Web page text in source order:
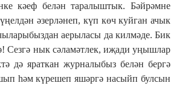
кәеф белән таралыштык. Бәйрәмне
әзерләнеп, күп көч куйган ачык
аерыласы да килмәде. Бик
Сезгә нык сәламәтлек, иҗади уңышлар
дә яраткан журналыбыз белән бергә
һәм күрешеп яшәргә насыйп булсын